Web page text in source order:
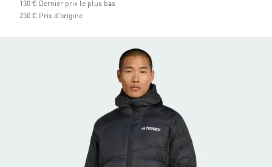
130 € Dernier prix le plus bas
250 € Prix d'origine